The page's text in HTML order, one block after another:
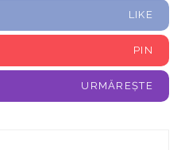
LIKE
PIN
URMĂREȘTE